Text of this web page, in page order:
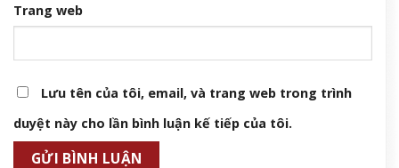
Trang web
Lưu tên của tôi, email, và trang web trong trình
duyệt này cho lần bình luận kế tiếp của tôi.